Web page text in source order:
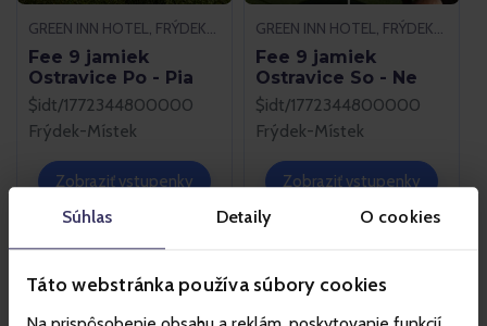
Súhlas Detaily O cookies
Táto webstránka používa súbory cookies
GREEN INN HOTEL, FRÝDEK-MÍSTEK
Fee 9 jamiek
Ostravice Po - Pia
$idt/1772344800000
Frýdek-Místek
Zobraziť vstupenky
GREEN INN HOTEL, FRÝDEK-MÍSTEK
Fee 9 jamiek
Ostravice So - Ne
$idt/1772344800000
Frýdek-Místek
Zobraziť vstupenky